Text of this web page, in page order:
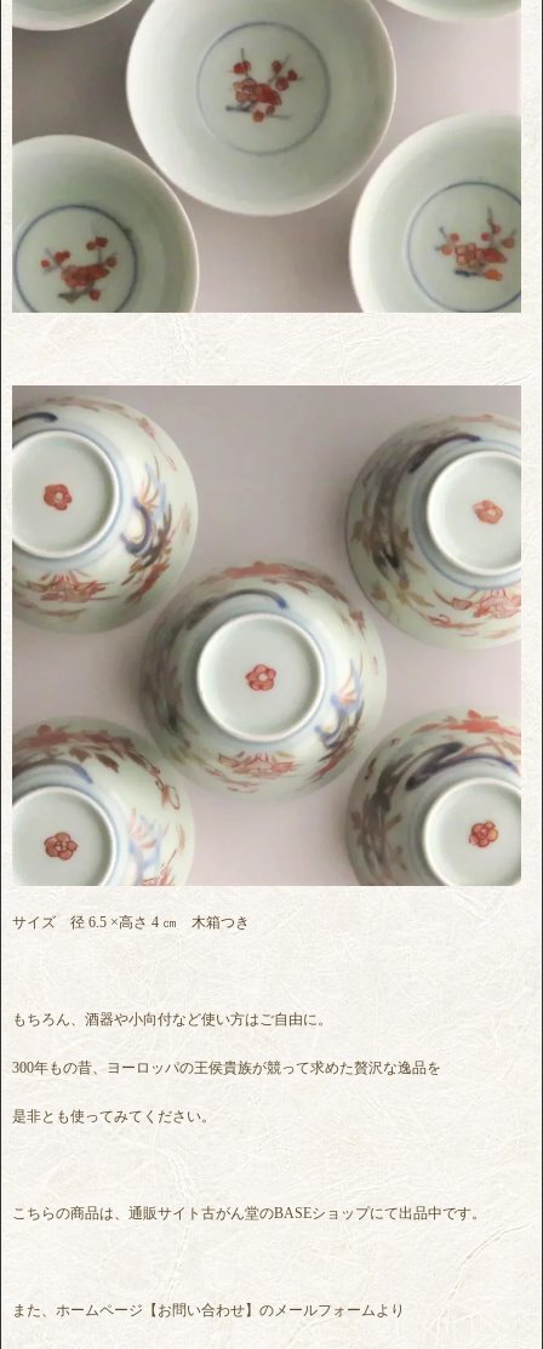
サイズ 径 6.5 ×高さ 4 ㎝ 木箱つき
もちろん、酒器や小向付など使い方はご自由に。
300年もの昔、ヨーロッパの王侯貴族が競って求めた贅沢な逸品を
是非とも使ってみてください。
こちらの商品は、通販サイト古がん堂のBASEショップにて出品中です。
また、ホームページ【お問い合わせ】のメールフォームより